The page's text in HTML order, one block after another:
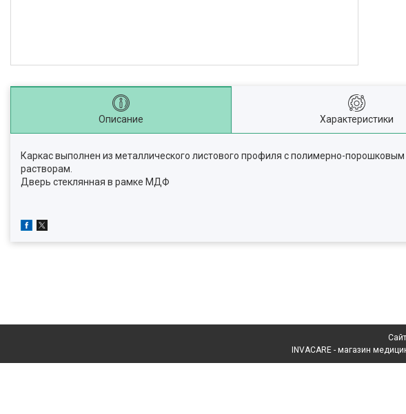
Описание Характеристики
Каркас выполнен из металлического листового профиля с полимерно-
растворам.
Дверь стеклянная в рамке МДФ